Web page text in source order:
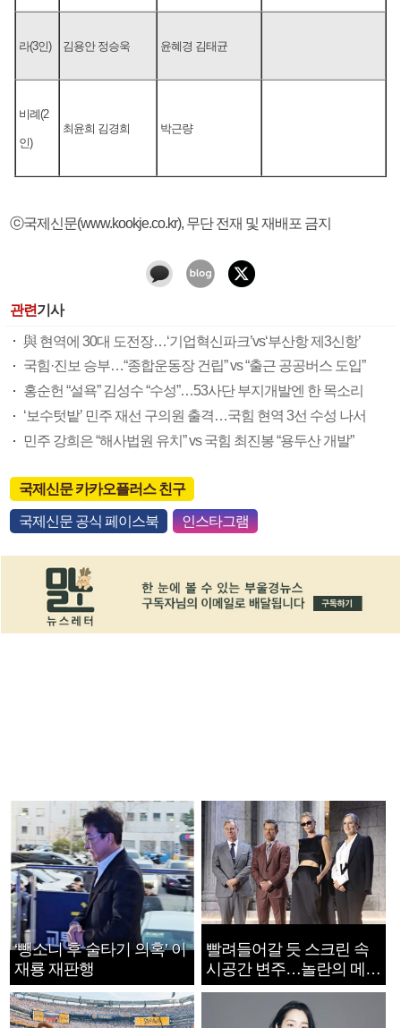
라(3인) 김용안 정승욱 윤혜경 김태균
비례(2
인)
최윤희 김경희 박근량
ⓒ국제신문(www.kookje.co.kr), 무단 전재 및 재배포 금지
관련기사
與 현역에 30대 도전장…‘기업혁신파크’vs‘부산항 제3신항’
국힘·진보 승부…“종합운동장 건립” vs “출근 공공버스 도입”
홍순헌 “설욕” 김성수 “수성”…53사단 부지개발엔 한 목소리
‘보수텃밭’ 민주 재선 구의원 출격…국힘 현역 3선 수성 나서
민주 강희은 “해사법원 유치” vs 국힘 최진봉 “용두산 개발”
국제신문 카카오플러스 친구
국제신문 공식 페이스북 인스타그램
‘뺑소니 후 술타기 의혹’ 이
재룡 재판행
빨려들어갈 듯 스크린 속
시공간 변주…놀란의 메시
지는 ‘전쟁 속죄’